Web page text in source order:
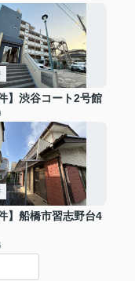
】渋谷コート2号館
】船橋市習志野台4